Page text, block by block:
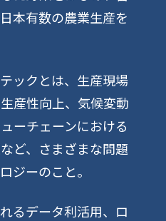
本有数の農業生産を
ックとは、生産現場
産性向上、気候変動
ーチェーンにおける
ど、さまざまな問題
ジーのこと。
るデータ利活用、ロ